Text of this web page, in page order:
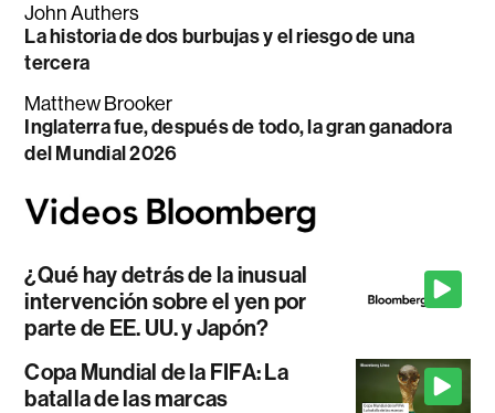
John Authers
La historia de dos burbujas y el riesgo de una
tercera
Matthew Brooker
Inglaterra fue, después de todo, la gran ganadora
del Mundial 2026
¿Qué hay detrás de la inusual
intervención sobre el yen por
parte de EE. UU. y Japón?
Copa Mundial de la FIFA: La
batalla de las marcas